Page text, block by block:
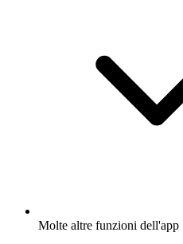
Molte altre funzioni dell'app